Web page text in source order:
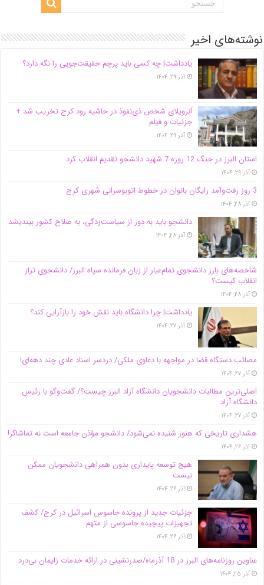
نوشته‌های اخیر
یادداشت| ‌چه کسی باید پرچم حقیقت‌جویی را نگه دارد؟
آذر ۲۹, ۱۴۰۴
اَبَر‌ویلای شخص ذی‌نفوذ در حاشیه‌ رود کرج تخریب شد +
جزئیات و فیلم
آذر ۲۹, ۱۴۰۴
استان البرز در جنگ 12 روزه 7 شهید دانشجو تقدیم انقلاب کرد
آذر ۲۹, ۱۴۰۴
3 روز رفت‌وآمد رایگان بانوان در خطوط اتوبوسرانی شهری کرج
آذر ۲۸, ۱۴۰۴
دانشجو باید به دور از سیاست‌زدگی، به صلاح کشور بیندیشد
آذر ۲۸, ۱۴۰۴
شاخصه‌های بارز دانشجوی تمام‌عیار از زبان فرمانده سپاه البرز/ دانشجوی تراز
انقلاب کیست؟
آذر ۲۸, ۱۴۰۴
یادداشت| چرا دانشگاه باید نقش خود را بازآرایی کند؟
آذر ۲۷, ۱۴۰۴
مصائب دستگاه قضا در مواجهه با دعاوی ملکی/ دردسر اسناد عادی چند‌ دهه‌ای!
آذر ۲۷, ۱۴۰۴
اصلی‌ترین مطالبات دانشجویان دانشگاه آزاد البرز چیست؟/ گفت‌وگو با رئیس
دانشگاه آز‌اد
آذر ۲۷, ۱۴۰۴
هشداری تاریخی که هنوز شنیده نمی‌شود/ دانشجو مؤذن جامعه است نه تماشاگر!
آذر ۲۶, ۱۴۰۴
هیچ توسعه پایداری بدون همراهی دانشجویان ممکن
نیست
آذر ۲۶, ۱۴۰۴
جزئیات جدید از پرونده جاسوس اسرائیل در کرج/‌ کشف
تجهیزات پیچیده جاسوسی از متهم
آذر ۲۶, ۱۴۰۴
عناوین روزنامه‌های البرز در ‌18 آذرماه/صدرنشینی در ارائه خدمات زایمان بی‌درد
آذر ۲۵, ۱۴۰۴